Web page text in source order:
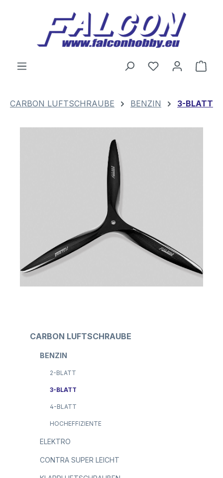
Zum Hauptinhalt springen
Du hast 0
CARBON LUFTSCHRAUBE BENZIN 3-BLATT
CARBON LUFTSCHRAUBE
BENZIN
2-BLATT
3-BLATT
4-BLATT
HOCHEFFIZIENTE
ELEKTRO
CONTRA SUPER LEICHT